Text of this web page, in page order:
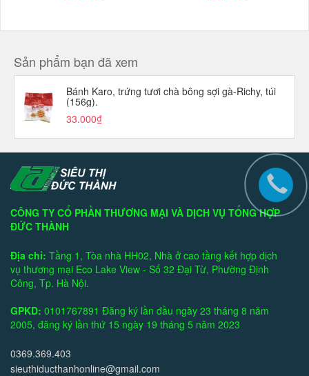
Sản phẩm bạn đã xem
Bánh Karo, trứng tươi chà bông sợi gà-Richy, túi
(156g).
33.000₫
CÔNG TY CỔ PHẦN THƯƠNG MẠI VÀ DỊCH VỤ TỔNG HỢP
ĐỨC THÀNH
Địa chỉ: Tầng 1, Tòa nhà HH02, Nhà ở cao tầng kết hợp dịch
vụ thương mại Eco Lake View - Số 32 Đại Từ, Phường Định
Công, Tp. Hà Nội.
GPKD: 0101767891 Đăng ký lần đầu ngày 23 tháng 8 năm
2005, đăng ký lần thứ 15 ngày 19 tháng 5 năm 2023
0369.369.403
sieuthiducthanhonline@gmail.com